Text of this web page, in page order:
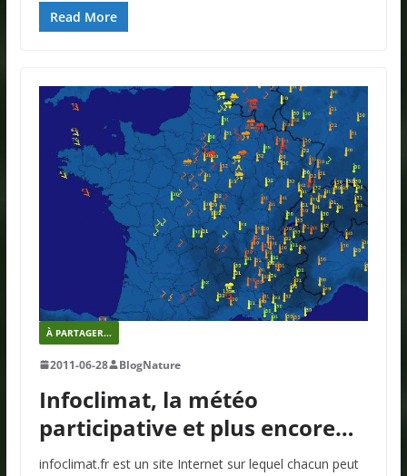
Read More
À PARTAGER...
2011-06-28 BlogNature
Infoclimat, la météo
participative et plus encore…
infoclimat.fr est un site Internet sur lequel chacun peut